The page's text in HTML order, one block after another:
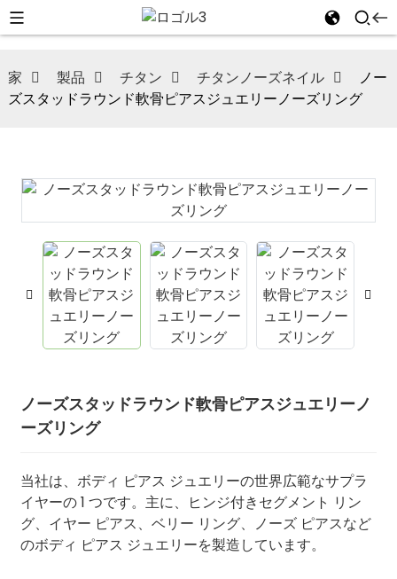
家 製品 チタン チタンノーズネイル
ノー
ズスタッドラウンド軟骨ピアスジュエリーノーズリング
ノーズスタッドラウンド軟骨ピアスジュエリーノ
ーズリング
当社は、ボディ ピアス ジュエリーの世界広範なサプラ
イヤーの 1 つです。主に、ヒンジ付きセグメント リン
グ、イヤー ピアス、ベリー リング、ノーズ ピアスなど
のボディ ピアス ジュエリーを製造しています。